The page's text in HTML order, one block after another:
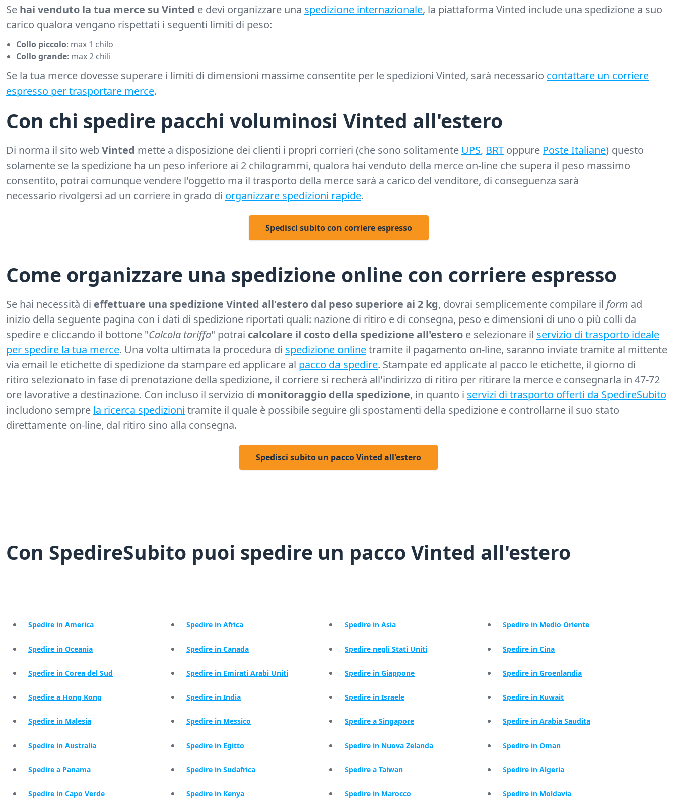
Se hai venduto la tua merce su Vinted e devi organizzare una spedizione internazionale, la piattaforma Vinted include una spedizione a suo
carico qualora vengano rispettati i seguenti limiti di peso:
Collo piccolo: max 1 chilo
Collo grande: max 2 chili
Se la tua merce dovesse superare i limiti di dimensioni massime consentite per le spedizioni Vinted, sarà necessario contattare un corriere
espresso per trasportare merce.
Con chi spedire pacchi voluminosi Vinted all'estero
Di norma il sito webVinted mette a disposizione dei clienti i propri corrieri (che sono solitamente UPS, BRT oppure Poste Italiane) questo
solamente se la spedizione ha un peso inferiore ai 2 chilogrammi, qualora hai venduto della merce on-line che supera il peso massimo
consentito, potrai comunque vendere l'oggetto ma il trasporto della merce sarà a carico del venditore, di conseguenza sarà
necessario rivolgersi ad un corriere in grado di organizzare spedizioni rapide.
Spedisci subito con corriere espresso
Come organizzare una spedizione online con corriere espresso
Se hai necessità di effettuare una spedizione Vinted all'estero dal peso superiore ai 2 kg, dovrai semplicemente compilare il form ad
inizio della seguente pagina con i dati di spedizione riportati quali: nazione di ritiro e di consegna, peso e dimensioni di uno o più colli da
spedire e cliccando il bottone "Calcola tariffa" potrai calcolare il costo della spedizione all'estero e selezionare il servizio di trasporto ideale
per spedire la tua merce. Una volta ultimata la procedura di spedizione onlinetramite il pagamento on-line, saranno inviate tramite al mittente
via email le etichette di spedizione da stampare ed applicare al pacco da spedire. Stampate ed applicate al pacco le etichette, il giorno di
ritiro selezionato in fase di prenotazione della spedizione, il corriere si recherà all'indirizzo di ritiro per ritirare la merce e consegnarla in 47-72
ore lavorative a destinazione. Con incluso il servizio di monitoraggio della spedizione, in quanto i servizi di trasporto offerti da SpedireSubito
includono sempre la ricerca spedizioni tramite il quale è possibile seguire gli spostamenti della spedizione e controllarne il suo stato
direttamente on-line, dal ritiro sino alla consegna.
Spedisci subito un pacco Vinted all'estero
Con SpedireSubito puoi spedire un pacco Vinted all'estero
Spedire in America Spedire in Africa Spedire in Asia Spedire in Medio Oriente
Spedire in Oceania Spedire in Canada Spedire negli Stati Uniti Spedire in Cina
Spedire in Corea del Sud Spedire in Emirati Arabi Uniti Spedire in Giappone Spedire in Groenlandia
Spedire a Hong Kong Spedire in India Spedire in Israele Spedire in Kuwait
Spedire in Malesia Spedire in Messico Spedire a Singapore Spedire in Arabia Saudita
Spedire in Australia Spedire in Egitto Spedire in Nuova Zelanda Spedire in Oman
Spedire a Panama Spedire in Sudafrica Spedire a Taiwan Spedire in Algeria
Spedire in Capo Verde Spedire in Kenya Spedire in Marocco Spedire in Moldavia